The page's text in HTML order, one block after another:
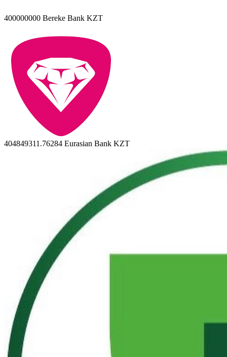
400000000 Bereke Bank KZT
404849311.76284 Eurasian Bank KZT